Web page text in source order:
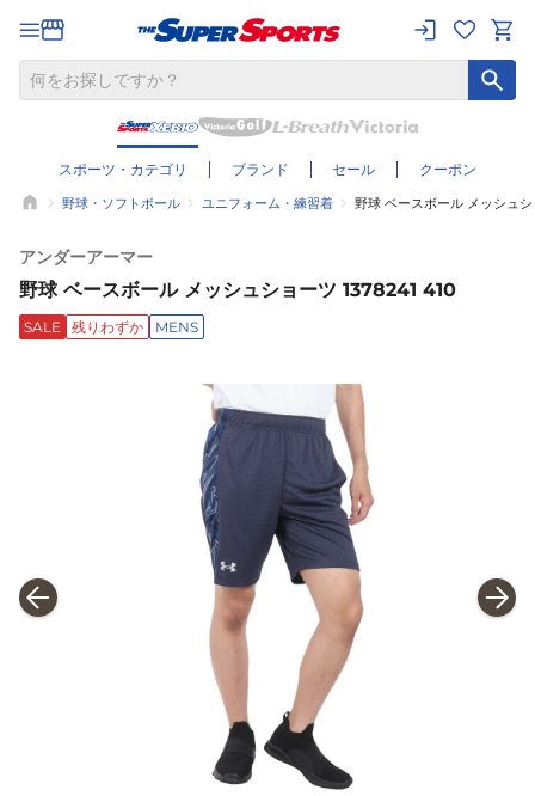
スポーツ・カテゴリ ブランド セール クーポン
野球・ソフトボール ユニフォーム・練習着 野球 ベースボール メッシュ
アンダーアーマー
野球 ベースボール メッシュショーツ 1378241 410
SALE 残りわずか MENS